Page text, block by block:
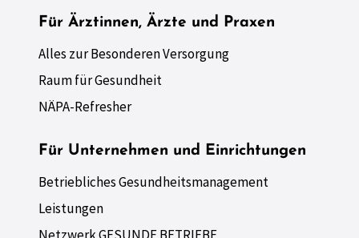
Für Ärztinnen, Ärzte und Praxen
Alles zur Besonderen Versorgung
Raum für Gesundheit
NÄPA-Refresher
Für Unternehmen und Einrichtungen
Betriebliches Gesundheitsmanagement
Leistungen
Netzwerk GESUNDE BETRIEBE